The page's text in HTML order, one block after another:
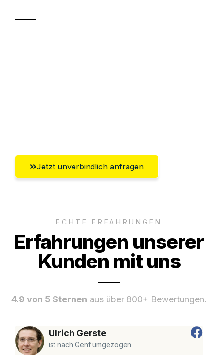
Jetzt unverbindlich anfragen
ECHTE ERFAHRUNGEN
Erfahrungen unserer
Kunden mit uns
4.9 von 5 Sternen aus über 800+ Bewertungen.
Ulrich Gerste
ist nach Genf umgezogen